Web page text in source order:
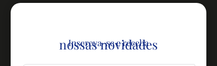
Inscreva-se e receba
nossas novidades